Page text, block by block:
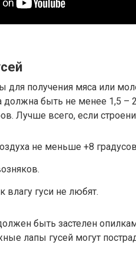
для получения мяса или
должна быть не менее 1,5 –
Лучше всего, если
не меньше +8
влагу гуси не любят.
быть застелен
лапы гусей могут